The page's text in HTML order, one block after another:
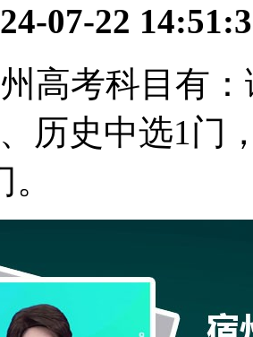
07-22
高考科目有
历史中选1门